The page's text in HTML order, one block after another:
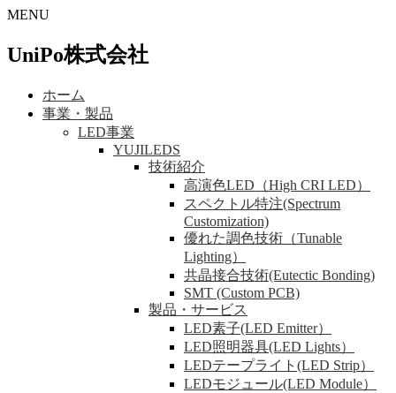
MENU
UniPo株式会社
ホーム
事業・製品
LED事業
YUJILEDS
技術紹介
高演色LED（High CRI LED）
スペクトル特注(Spectrum
Customization)
優れた調色技術（Tunable
Lighting）
共晶接合技術(Eutectic Bonding)
SMT (Custom PCB)
製品・サービス
LED素子(LED Emitter）
LED照明器具(LED Lights）
LEDテープライト(LED Strip）
LEDモジュール(LED Module）